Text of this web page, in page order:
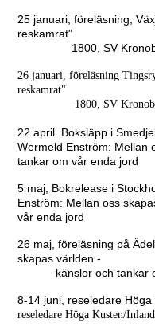
25 januari, föreläsning,
reskamrat"
1800, SV
26 januari, föreläsning
reskamrat"
1800, SV Kronoberg,
22 april Boksläpp i
Wermeld Enström: Mellan
tankar om vår enda jord
5 maj, Bokrelease i
Enström: Mellan oss
vår enda jord
26 maj, föreläsning på
skapas världen -
känslor och tankar
8-14 juni, reseledare
reseledare Höga Kusten/